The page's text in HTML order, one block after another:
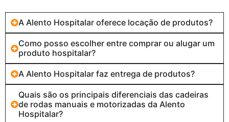
A Alento Hospitalar oferece locação de produtos?
Como posso escolher entre comprar ou alugar um
produto hospitalar?
A Alento Hospitalar faz entrega de produtos?
Quais são os principais diferenciais das cadeiras
de rodas manuais e motorizadas da Alento
Hospitalar?